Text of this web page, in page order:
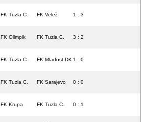
FK Tuzla C. FK Velež 1 : 3
FK Olimpik FK Tuzla C. 3 : 2
FK Tuzla C. FK Mladost DK 1 : 0
FK Tuzla C. FK Sarajevo 0 : 0
FK Krupa FK Tuzla C. 0 : 1